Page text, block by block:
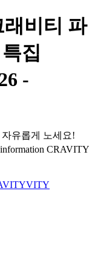
비티 파
집
-
유롭게 노세요!
CRAVITY
VITY